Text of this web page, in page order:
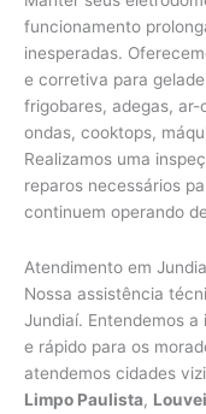
funcionamento
inesperadas.
e corretiva para
frigobares, adegas,
ondas, cooktops,
Realizamos uma
reparos necessários
continuem operando
Atendimento em
Nossa assistência
Jundiaí. Entendemos
e rápido para os
atendemos cidades
Limpo Paulista,